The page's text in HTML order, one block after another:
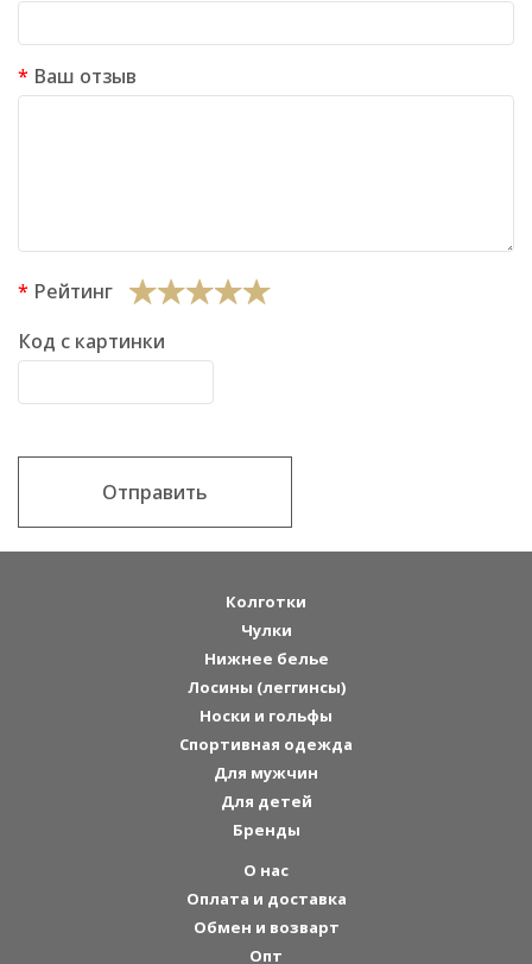
Ваш отзыв
Рейтинг
Код с картинки
Отправить
Колготки
Чулки
Нижнее белье
Лосины (леггинсы)
Носки и гольфы
Спортивная одежда
Для мужчин
Для детей
Бренды
О нас
Оплата и доставка
Обмен и возварт
Опт